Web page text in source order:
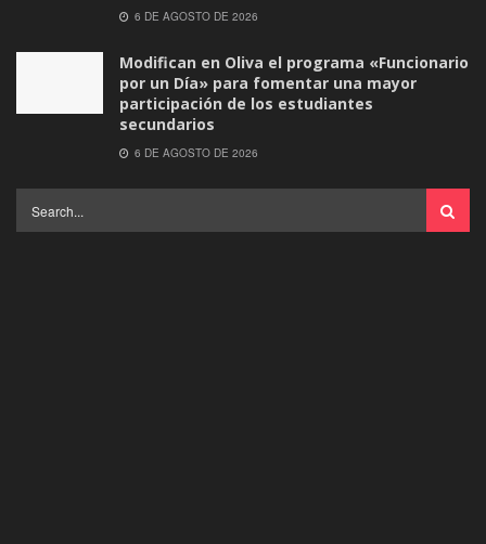
6 DE AGOSTO DE 2026
Modifican en Oliva el programa «Funcionario
por un Día» para fomentar una mayor
participación de los estudiantes
secundarios
6 DE AGOSTO DE 2026